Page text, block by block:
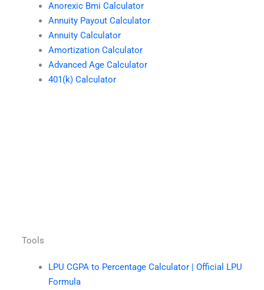
Anorexic Bmi Calculator
Annuity Payout Calculator
Annuity Calculator
Amortization Calculator
Advanced Age Calculator
401(k) Calculator
Tools
LPU CGPA to Percentage Calculator | Official LPU
Formula